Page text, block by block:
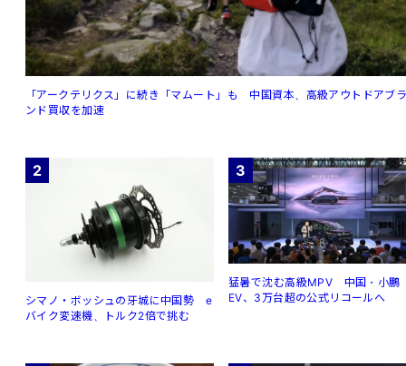
「アークテリクス」に続き「マムート」も 中国資本、高級アウトドアブ
ンド買収を加速
2
シマノ・ボッシュの牙城に中国勢 e
バイク変速機、トルク2倍で挑む
3
猛暑で沈む高級MPV 中国・小鵬
EV、3万台超の公式リコールへ